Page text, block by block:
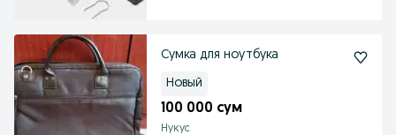
Сумка для ноутбука
Новый
100 000 сум
Нукус